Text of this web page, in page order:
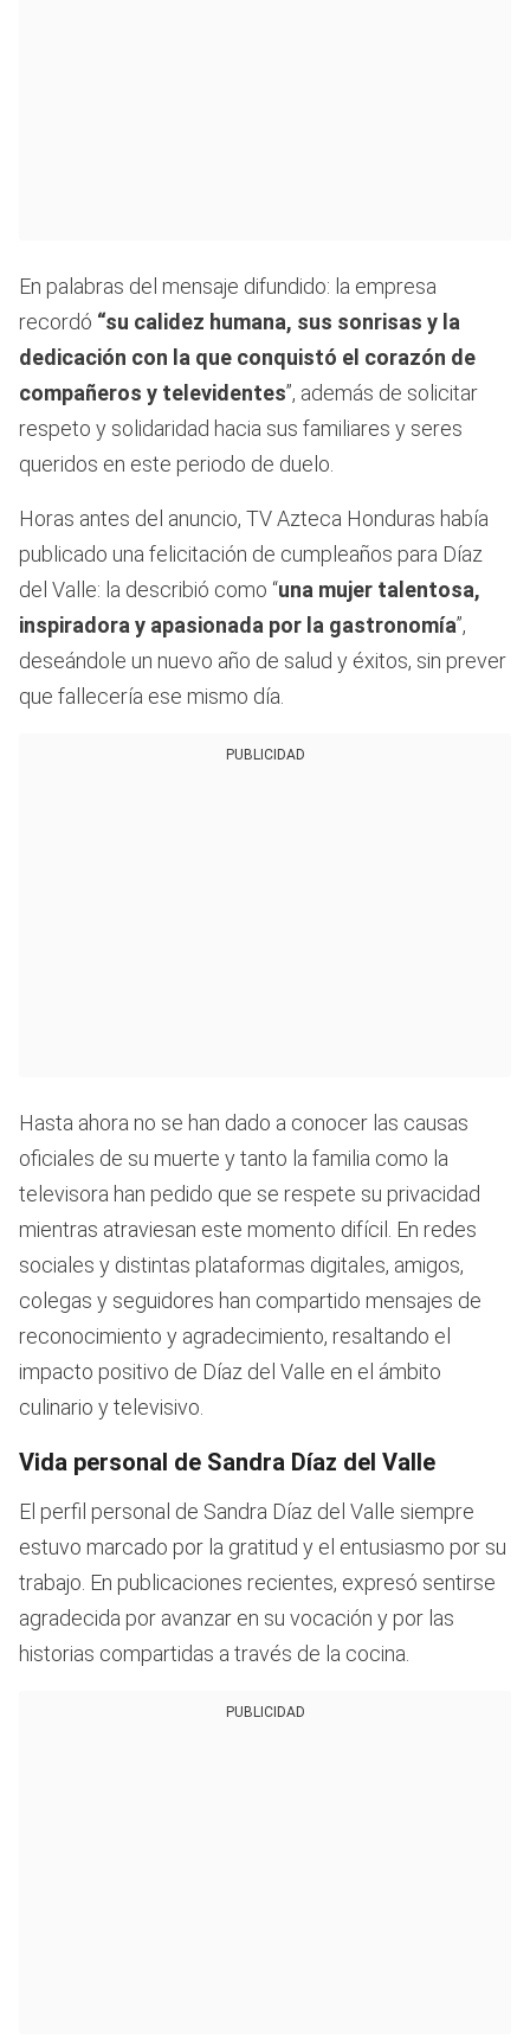
En palabras del mensaje difundido: la empresa
recordó “su calidez humana, sus sonrisas y la
dedicación con la que conquistó el corazón de
compañeros y televidentes”, además de solicitar
respeto y solidaridad hacia sus familiares y seres
queridos en este periodo de duelo.
Horas antes del anuncio, TV Azteca Honduras había
publicado una felicitación de cumpleaños para Díaz
del Valle: la describió como “una mujer talentosa,
inspiradora y apasionada por la gastronomía”,
deseándole un nuevo año de salud y éxitos, sin prever
que fallecería ese mismo día.
PUBLICIDAD
Hasta ahora no se han dado a conocer las causas
oficiales de su muerte y tanto la familia como la
televisora han pedido que se respete su privacidad
mientras atraviesan este momento difícil. En redes
sociales y distintas plataformas digitales, amigos,
colegas y seguidores han compartido mensajes de
reconocimiento y agradecimiento, resaltando el
impacto positivo de Díaz del Valle en el ámbito
culinario y televisivo.
Vida personal de Sandra Díaz del Valle
El perfil personal de Sandra Díaz del Valle siempre
estuvo marcado por la gratitud y el entusiasmo por su
trabajo. En publicaciones recientes, expresó sentirse
agradecida por avanzar en su vocación y por las
historias compartidas a través de la cocina.
PUBLICIDAD